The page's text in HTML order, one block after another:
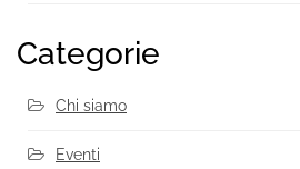
Categorie
Chi siamo
Eventi